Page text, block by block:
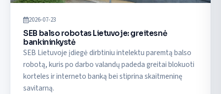
2026-07-23
SEB balso robotas Lietuvoje: greitesnė
bankininkystė
SEB Lietuvoje įdiegė dirbtiniu intelektu paremtą balso
robotą, kuris po darbo valandų padeda greitai blokuoti
korteles ir interneto banką bei stiprina skaitmeninę
savitarną.